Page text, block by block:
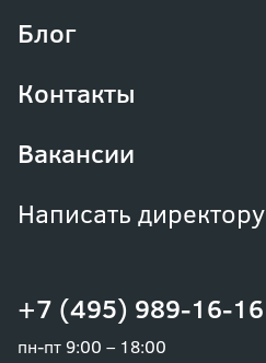
+7 (495) 989-16-16
пн-пт 9:00 – 18:00
Блог
Контакты
Вакансии
Написать директору